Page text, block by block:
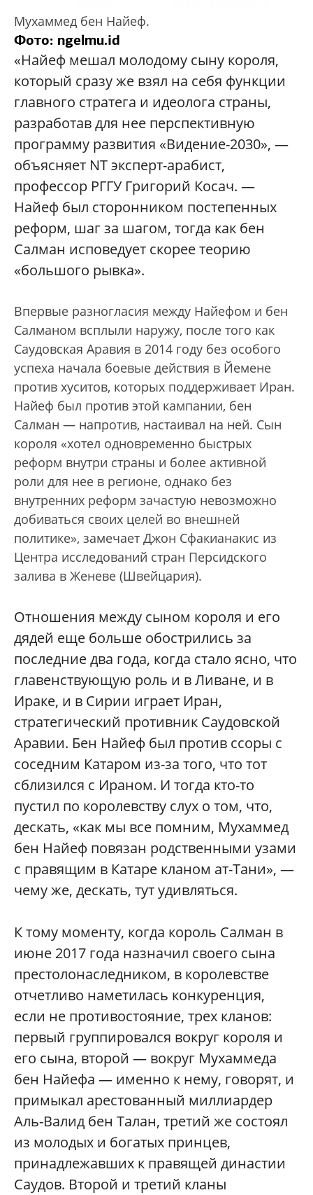
Мухаммед бен Найеф.
Фото: ngelmu.id
«Найеф мешал молодому сыну короля,
который сразу же взял на себя функции
главного стратега и идеолога страны,
разработав для нее перспективную
программу развития «Видение-2030», —
объясняет NT эксперт-арабист,
профессор РГГУ Григорий Косач. —
Найеф был сторонником постепенных
реформ, шаг за шагом, тогда как бен
Салман исповедует скорее теорию
«большого рывка».
Впервые разногласия между Найефом и бен
Салманом всплыли наружу, после того как
Саудовская Аравия в 2014 году без особого
успеха начала боевые действия в Йемене
против хуситов, которых поддерживает Иран.
Найеф был против этой кампании, бен
Салман — напротив, настаивал на ней. Сын
короля «хотел одновременно быстрых
реформ внутри страны и более активной
роли для нее в регионе, однако без
внутренних реформ зачастую невозможно
добиваться своих целей во внешней
политике», замечает Джон Сфакианакис из
Центра исследований стран Персидского
залива в Женеве (Швейцария).
Отношения между сыном короля и его
дядей еще больше обострились за
последние два года, когда стало ясно, что
главенствующую роль и в Ливане, и в
Ираке, и в Сирии играет Иран,
стратегический противник Саудовской
Аравии. Бен Найеф был против ссоры с
соседним Катаром из-за того, что тот
сблизился с Ираном. И тогда кто-то
пустил по королевству слух о том, что,
дескать, «как мы все помним, Мухаммед
бен Найеф повязан родственными узами
с правящим в Катаре кланом ат-Тани», —
чему же, дескать, тут удивляться.
К тому моменту, когда король Салман в
июне 2017 года назначил своего сына
престолонаследником, в королевстве
отчетливо наметилась конкуренция,
если не противостояние, трех кланов:
первый группировался вокруг короля и
его сына, второй — вокруг Мухаммеда
бен Найефа — именно к нему, говорят, и
примыкал арестованный миллиардер
Аль-Валид бен Талан, третий же состоял
из молодых и богатых принцев,
принадлежавших к правящей династии
Саудов. Второй и третий кланы